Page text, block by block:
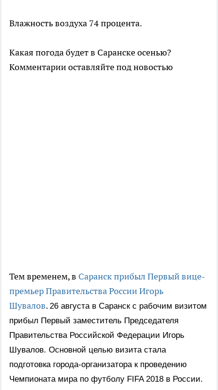
Влажность воздуха 74 процента.
Какая погода будет в Саранске осенью?
Комментарии оставляйте под новостью
Тем временем, в Саранск прибыл Первый вице-
премьер Правительства России Игорь
Шувалов. 26 августа в Саранск с рабочим визитом
прибыл Первый заместитель Председателя
Правительства Российской Федерации Игорь
Шувалов. Основной целью визита стала
подготовка города-организатора к проведению
Чемпионата мира по футболу FIFA 2018 в России.